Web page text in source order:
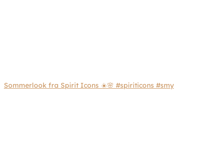
Sommerlook fra Spirit Icons ☀️🌸 #spiriticons #smy